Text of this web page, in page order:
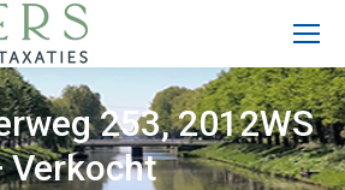
253, 2012WS